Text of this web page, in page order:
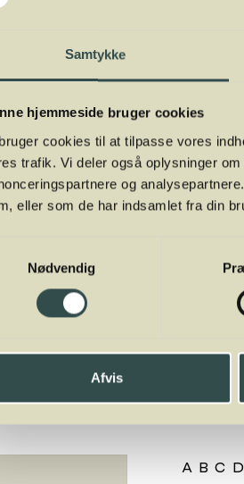
Samtykke
hjemmeside bruger cookies
cookies til at tilpasse vores
trafik. Vi deler også oplysninger
og
eller som de har indsamlet fra din
Nødvendig
Afvis
komplicerede udtryk.
navigere og
A B C D